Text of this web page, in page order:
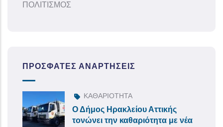
ΠΟΛΙΤΙΣΜΟΣ
ΠΡΌΣΦΑΤΕΣ ΑΝΑΡΤΉΣΕΙΣ
ΚΑΘΑΡΙΟΤΗΤΑ
Ο Δήμος Ηρακλείου Αττικής
τονώνει την καθαριότητα με νέα